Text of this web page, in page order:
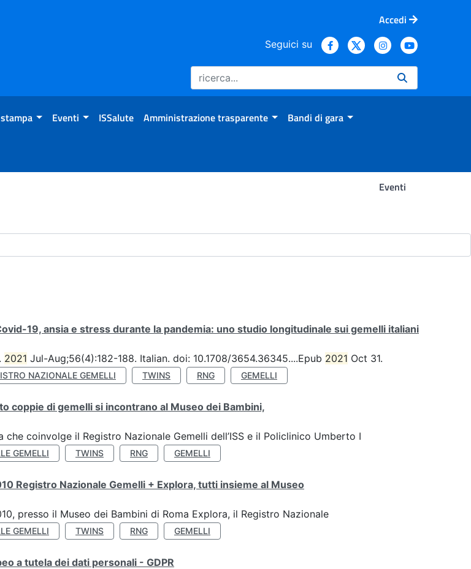
Accedi
Seguici su
Eventi ISSalute Amministrazione trasparente Bandi di gara
Eventi
19, ansia e stress durante la pandemia: uno studio longitudinale sui gemelli italiani
2021 Jul-Aug;56(4):182-188. Italian. doi: 10.1708/3654.36345....Epub 2021 Oct 31.
NAZIONALE GEMELLI TWINS RNG GEMELLI
coppie di gemelli si incontrano al Museo dei Bambini,
che coinvolge il Registro Nazionale Gemelli dell’ISS e il Policlinico Umberto I
GEMELLI TWINS RNG GEMELLI
Registro Nazionale Gemelli + Explora, tutti insieme al Museo
presso il Museo dei Bambini di Roma Explora, il Registro Nazionale
GEMELLI TWINS RNG GEMELLI
a tutela dei dati personali - GDPR